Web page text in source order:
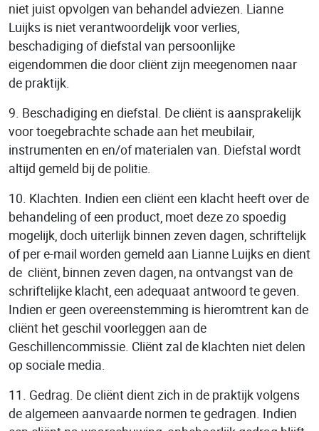
niet juist opvolgen van behandel adviezen. Lianne
Luijks is niet verantwoordelijk voor verlies,
beschadiging of diefstal van persoonlijke
eigendommen die door cliënt zijn meegenomen naar
de praktijk.
9. Beschadiging en diefstal. De cliënt is aansprakelijk
voor toegebrachte schade aan het meubilair,
instrumenten en en/of materialen van. Diefstal wordt
altijd gemeld bij de politie.
10. Klachten. Indien een cliënt een klacht heeft over de
behandeling of een product, moet deze zo spoedig
mogelijk, doch uiterlijk binnen zeven dagen, schriftelijk
of per e-mail worden gemeld aan Lianne Luijks en dient
de cliënt, binnen zeven dagen, na ontvangst van de
schriftelijke klacht, een adequaat antwoord te geven.
Indien er geen overeenstemming is hieromtrent kan de
cliënt het geschil voorleggen aan de
Geschillencommissie. Cliënt zal de klachten niet delen
op sociale media.
11. Gedrag. De cliënt dient zich in de praktijk volgens
de algemeen aanvaarde normen te gedragen. Indien